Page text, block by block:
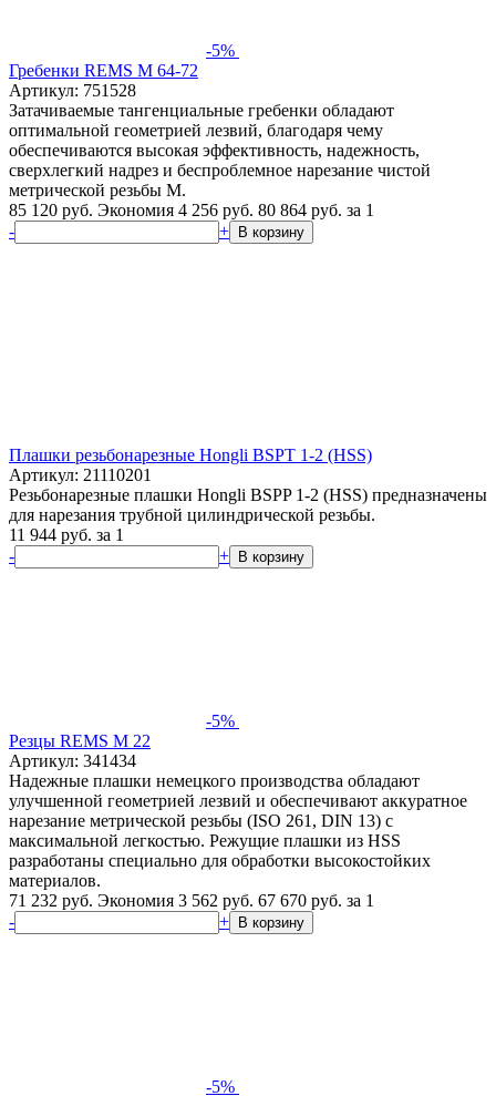
-5%
Гребенки REMS M 64-72
Артикул: 751528
Затачиваемые тангенциальные гребенки обладают
оптимальной геометрией лезвий, благодаря чему
обеспечиваются высокая эффективность, надежность,
сверхлегкий надрез и беcпроблемное нарезание чистой
метрической резьбы M.
85 120 руб. Экономия 4 256 руб. 80 864 руб. за 1
-
+ В корзину
Плашки резьбонарезные Hongli BSPT 1-2 (HSS)
Артикул: 21110201
Резьбонарезные плашки Hongli BSPP 1-2 (HSS) предназначены
для нарезания трубной цилиндрической резьбы.
11 944 руб. за 1
-
+ В корзину
-5%
Резцы REMS M 22
Артикул: 341434
Надежные плашки немецкого производства обладают
улучшенной геометрией лезвий и обеспечивают аккуратное
нарезание метрической резьбы (ISO 261, DIN 13) с
максимальной легкостью. Режущие плашки из HSS
разработаны специально для обработки высокостойких
материалов.
71 232 руб. Экономия 3 562 руб. 67 670 руб. за 1
-
+ В корзину
-5%